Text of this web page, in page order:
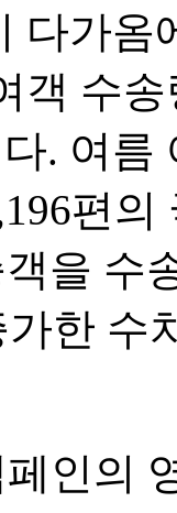
다가옴
객 수
. 여름
편
을 수
가한 수
인의